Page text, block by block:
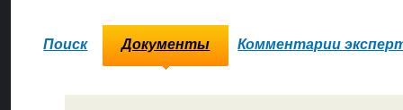
Поиск Документы Комментарии